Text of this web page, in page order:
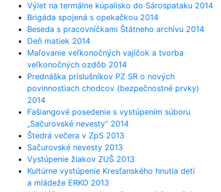
Výlet na termálne kúpalisko do Sárospataku 2014
Brigáda spojená s opekačkou 2014
Beseda s pracovníčkami Štátneho archívu 2014
Deň matiek 2014
Maľovanie veľkonočných vajíčok a tvorba
veľkonočných ozdôb 2014
Prednáška príslušníkov PZ SR o nových
povinnostiach chodcov (bezpečnostné prvky)
2014
Fašiangové posedenie s vystúpením súboru
„Sačurovské nevesty“ 2014
Štedrá večera v ZpS 2013
Sačurovské nevesty 2013
Vystúpenie žiakov ZUŠ 2013
Kultúrne vystúpenie Kresťanského hnutia detí
a mládeže ERKO 2013